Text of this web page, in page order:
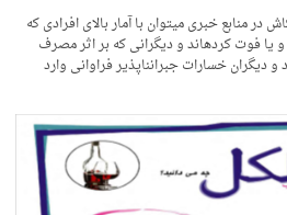
منابع خبری می­توان با آمار بالای افرادی که
یا فوت کرده­اند و دیگرانی که بر اثر مصرف
و دیگران خسارات جبران­ناپذیر فراوانی وارد